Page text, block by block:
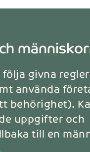
givna
använda
behörighet).
uppgifter och
till en